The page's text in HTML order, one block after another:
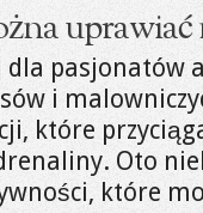
uprawiać
pasjonatów
i
które
Oto
które